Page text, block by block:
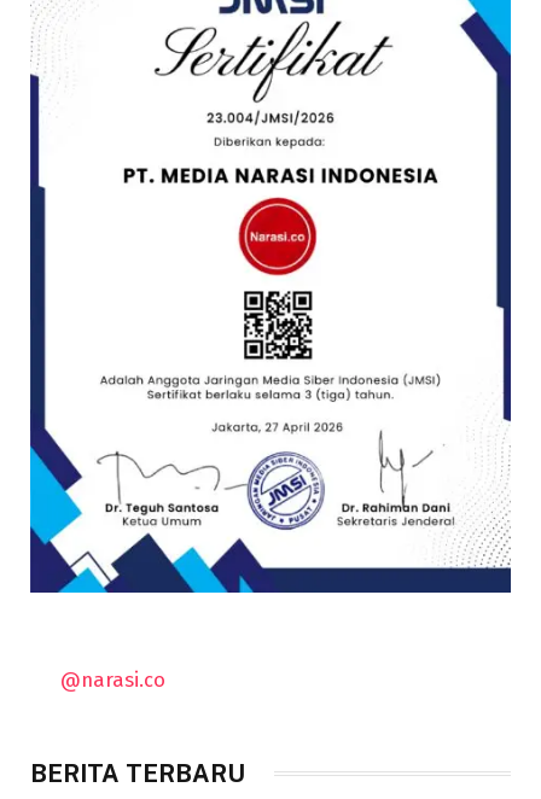
@narasi.co
BERITA TERBARU